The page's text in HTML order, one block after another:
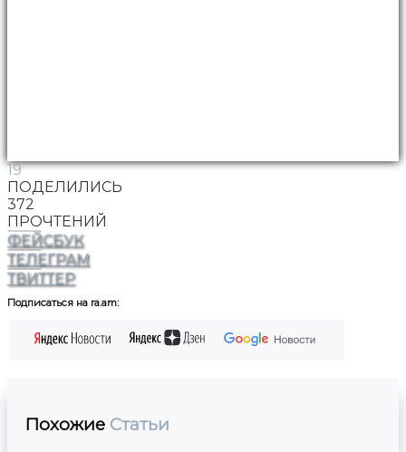
19
ПОДЕЛИЛИСЬ
372
ПРОЧТЕНИЙ
ФЕЙСБУК
ТЕЛЕГРАМ
ТВИТТЕР
Подписаться на ra.am:
Похожие Статьи